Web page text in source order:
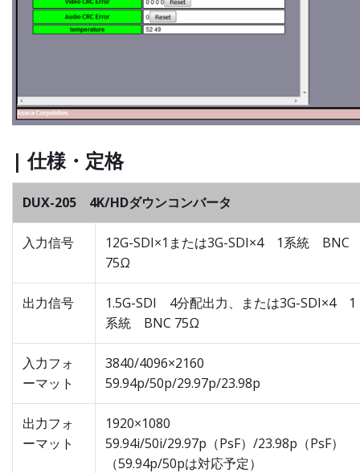
| 仕様・定格
DUX-205 4K/HDダウンコンバータ
入力信号
12G-SDI×1または3G-SDI×4 1系統 BNC
75Ω
出力信号
1.5G-SDI 4分配出力、または3G-SDI×4 1
系統 BNC 75Ω
入力フォ
ーマット
3840/4096×2160
59.94p/50p/29.97p/23.98p
出力フォ
ーマット
1920×1080
59.94i/50i/29.97p（PsF）/23.98p（PsF）
（59.94p/50pは対応予定）